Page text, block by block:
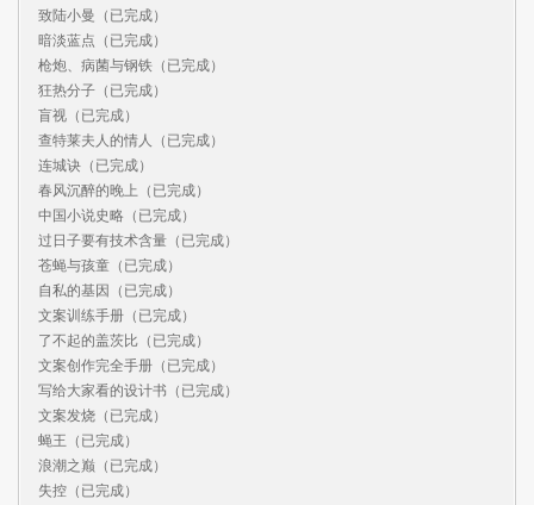
致陆小曼（已完成）
暗淡蓝点（已完成）
枪炮、病菌与钢铁（已完成）
狂热分子（已完成）
盲视（已完成）
查特莱夫人的情人（已完成）
连城诀（已完成）
春风沉醉的晚上（已完成）
中国小说史略（已完成）
过日子要有技术含量（已完成）
苍蝇与孩童（已完成）
自私的基因（已完成）
文案训练手册（已完成）
了不起的盖茨比（已完成）
文案创作完全手册（已完成）
写给大家看的设计书（已完成）
文案发烧（已完成）
蝇王（已完成）
浪潮之巅（已完成）
失控（已完成）